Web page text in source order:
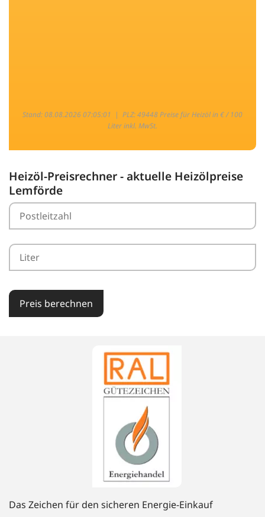
Stand: 08.08.2026 07:05:01 | PLZ: 49448 Preise für Heizöl in € / 100
Liter inkl. MwSt.
Heizöl-Preisrechner - aktuelle Heizölpreise
Lemförde
Preis berechnen
Das Zeichen für den sicheren Energie-Einkauf